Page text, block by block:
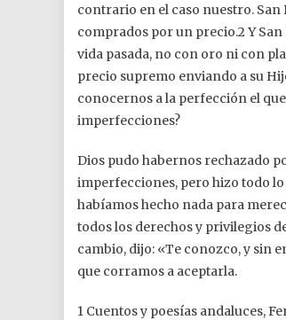
contrario en el caso nuestro.
comprados por un precio.2 Y
vida pasada, no con oro ni con
precio supremo enviando a su
conocernos a la perfección el
imperfecciones?
Dios pudo habernos rechazado
imperfecciones, pero hizo todo
habíamos hecho nada para
todos los derechos y privilegios
cambio, dijo: «Te conozco, y sin
que corramos a aceptarla.
1 Cuentos y poesías andaluces,